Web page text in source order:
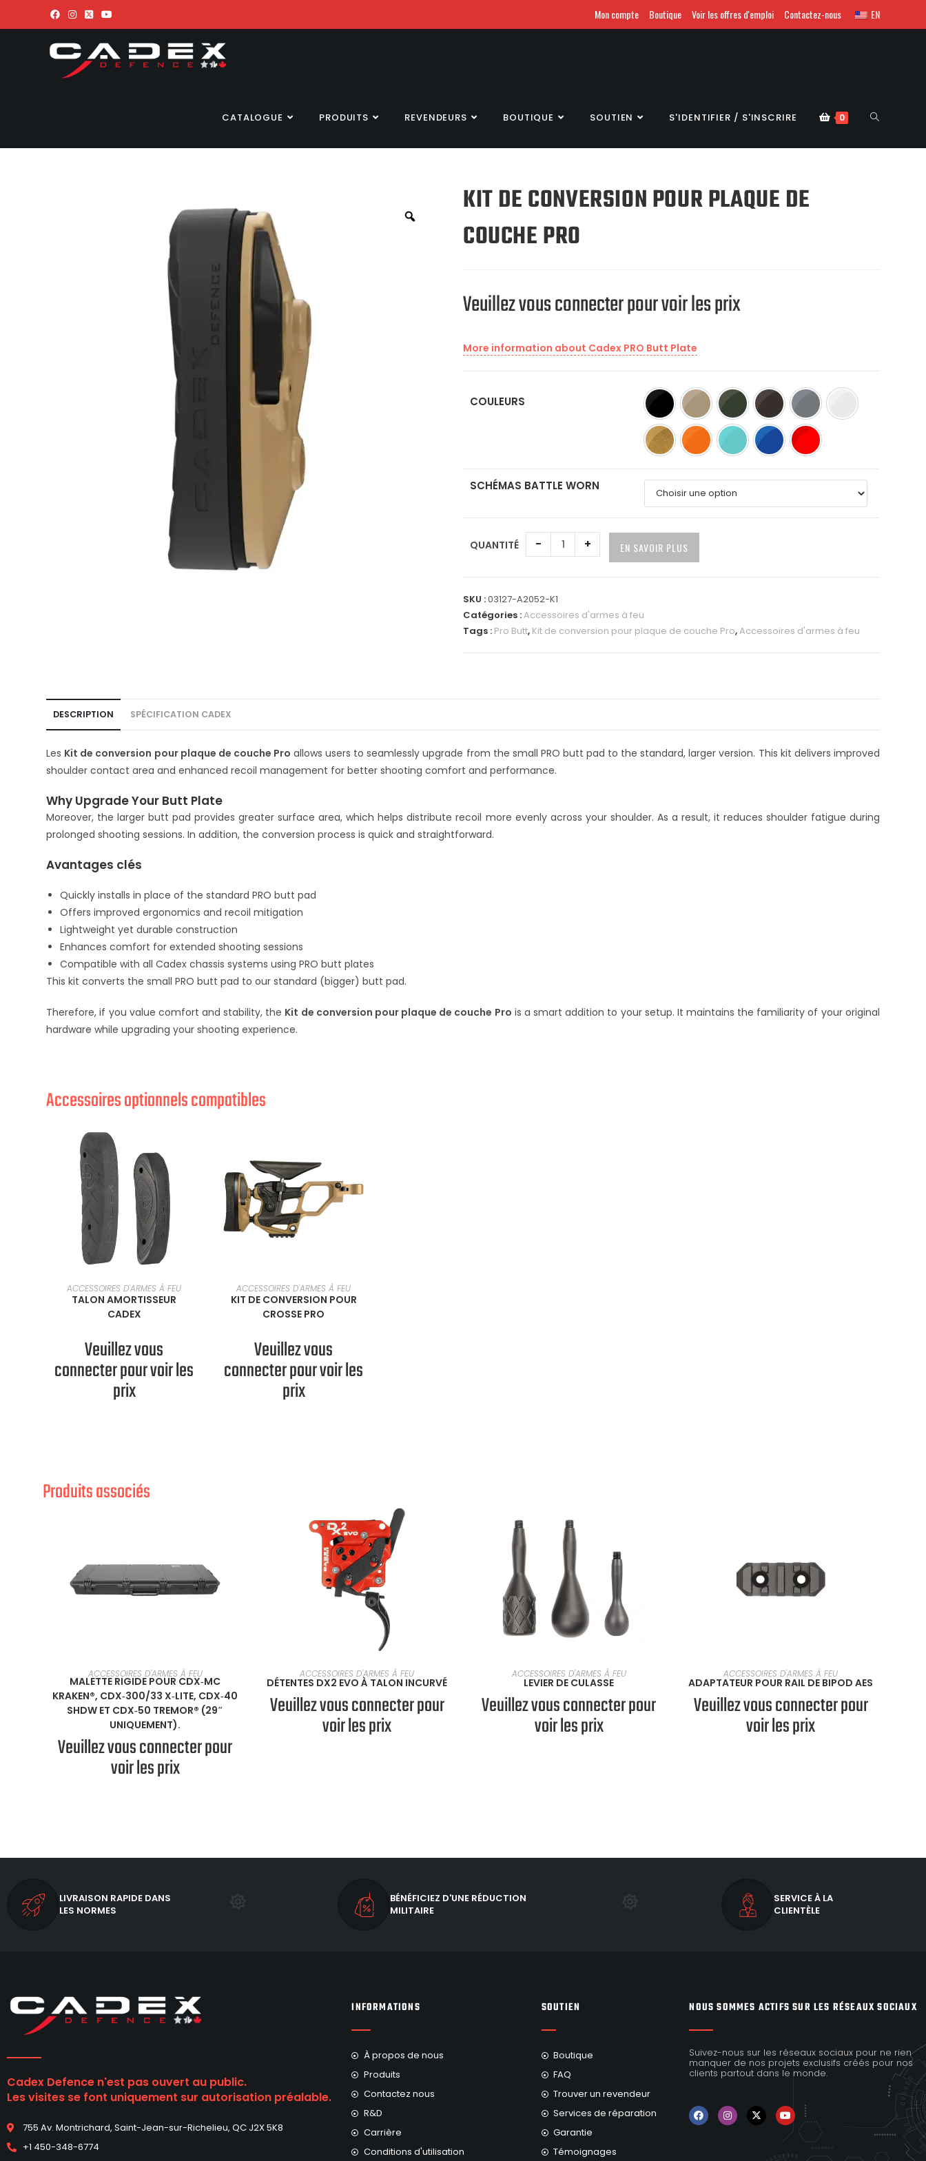
Mon compte Boutique Voir les offres d'emploi Contactez-nous EN
CATALOGUE PRODUITS REVENDEURS BOUTIQUE SOUTIEN S'IDENTIFIER / S'INSCRIRE 0
KIT DE CONVERSION POUR PLAQUE DE
COUCHE PRO
Veuillez vous connecter pour voir les prix
More information about Cadex PRO Butt Plate
COULEURS
Noir (BLK) Tan (TAN)Vert O.D. (ODG)Vortex d'ombre furtif
Gris sniperStormtrooper
Bronze brûlé (souligné par de l'or métallique)
Orange de chasse
œuf bleu de rouge-gorge
NRA Bleu Rouge USMC
SCHÉMAS BATTLE WORN
QUANTITÉ - + EN SAVOIR PLUS
t
SKU :03127-A2052-K1
Catégories :Accessoires d'armes à feu
Tags : Pro Butt, Kit de conversion pour plaque de couche Pro,Accessoires d'armes à feu
DESCRIPTION SPÉCIFICATION CADEX
Les Kit de conversion pour plaque de couche Pro allows users to seamlessly upgrade from the small PRO butt pad to the standard, larger version. This kit delivers improved
shoulder contact area and enhanced recoil management for better shooting comfort and performance.
Why Upgrade Your Butt Plate
Moreover, the larger butt pad provides greater surface area, which helps distribute recoil more evenly across your shoulder. As a result, it reduces shoulder fatigue during
prolonged shooting sessions. In addition, the conversion process is quick and straightforward.
Avantages clés
Quickly installs in place of the standard PRO butt pad
Offers improved ergonomics and recoil mitigation
Lightweight yet durable construction
Enhances comfort for extended shooting sessions
Compatible with all Cadex chassis systems using PRO butt plates
This kit converts the small PRO butt pad to our standard (bigger) butt pad.
Therefore, if you value comfort and stability, the Kit de conversion pour plaque de couche Pro is a smart addition to your setup. It maintains the familiarity of your original
hardware while upgrading your shooting experience.
Accessoires optionnels compatibles
SÉLECTIONNER UNE OPTION
ACCESSOIRES D'ARMES À FEU
TALON AMORTISSEUR
CADEX
Veuillez vous
connecter pour voir les
prix
SÉLECTIONNER UNE OPTION
ACCESSOIRES D'ARMES À FEU
KIT DE CONVERSION POUR
CROSSE PRO
Veuillez vous
connecter pour voir les
prix
Produits associés
SÉLECTIONNER UNE OPTION
ACCESSOIRES D'ARMES À FEU
MALETTE RIGIDE POUR CDX‑MC
KRAKEN®, CDX‑300/33 X‑LITE, CDX‑40
SHDW ET CDX‑50 TREMOR® (29″
UNIQUEMENT).
Veuillez vous connecter pour
voir les prix
SÉLECTIONNER UNE OPTION
ACCESSOIRES D'ARMES À FEU
DÉTENTES DX2 EVO À TALON INCURVÉ
Veuillez vous connecter pour
voir les prix
SÉLECTIONNER UNE OPTION
ACCESSOIRES D'ARMES À FEU
LEVIER DE CULASSE
Veuillez vous connecter pour
voir les prix
SÉLECTIONNER UNE OPTION
ACCESSOIRES D'ARMES À FEU
ADAPTATEUR POUR RAIL DE BIPOD AES
Veuillez vous connecter pour
voir les prix
LIVRAISON RAPIDE DANS
LES NORMES
BÉNÉFICIEZ D'UNE RÉDUCTION
MILITAIRE
SERVICE À LA
CLIENTÈLE
Cadex Defence n'est pas ouvert au public.
Les visites se font uniquement sur autorisation préalable.
755 Av. Montrichard, Saint-Jean-sur-Richelieu, QC J2X 5K8
+1 450-348-6774
INFORMATIONS
À propos de nous
Produits
Contactez nous
R&D
Carrière
Conditions d'utilisation
SOUTIEN
Boutique
FAQ
Trouver un revendeur
Services de réparation
Garantie
Témoignages
NOUS SOMMES ACTIFS SUR LES RÉSEAUX SOCIAUX
Suivez-nous sur les réseaux sociaux pour ne rien
manquer de nos projets exclusifs créés pour nos
clients partout dans le monde.